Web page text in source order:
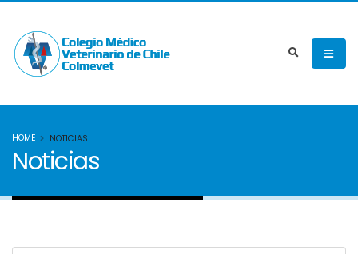
HOME NOTICIAS
Noticias